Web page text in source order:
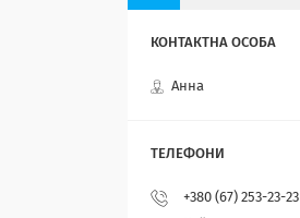
Анна
+380 (67) 253-23-23